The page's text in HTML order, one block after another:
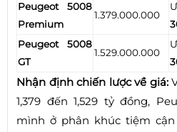
Peugeot 5008
Premium
1.379.000.000
Peugeot 5008
GT
1.529.000.000
Nhận định chiến lược về giá:
1,379 đến 1,529 tỷ đồng,
mình ở phân khúc tiệm cận